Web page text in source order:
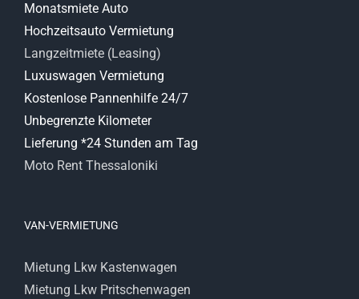
Monatsmiete Auto
Hochzeitsauto Vermietung
Langzeitmiete (Leasing)
Luxuswagen Vermietung
Kostenlose Pannenhilfe 24/7
Unbegrenzte Kilometer
Lieferung *24 Stunden am Tag
Moto Rent Thessaloniki
VAN-VERMIETUNG
Mietung Lkw Kastenwagen
Mietung Lkw Pritschenwagen